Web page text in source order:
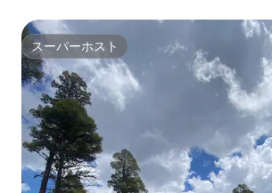
スーパーホスト
スーパーホスト